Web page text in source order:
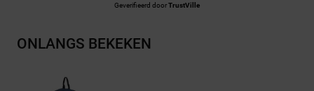
Geverifieerd doorTrustVille
ONLANGS BEKEKEN